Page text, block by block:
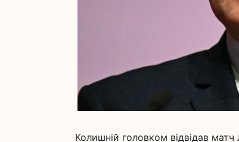
Колишній головком відвідав матч